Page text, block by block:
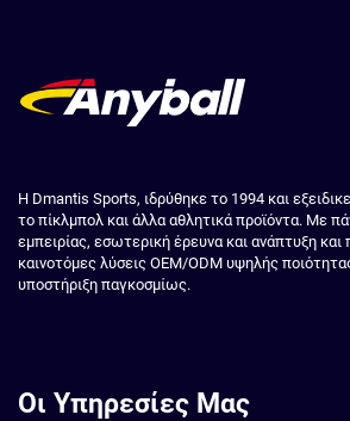
Η Dmantis Sports, ιδρύθηκε το 1994 και
το πίκλμπολ και άλλα αθλητικά προϊόντα. Με
εμπειρίας, εσωτερική έρευνα και ανάπτυξη
καινοτόμες λύσεις OEM/ODM υψηλής
υποστήριξη παγκοσμίως.
Οι Υπηρεσίες Μας